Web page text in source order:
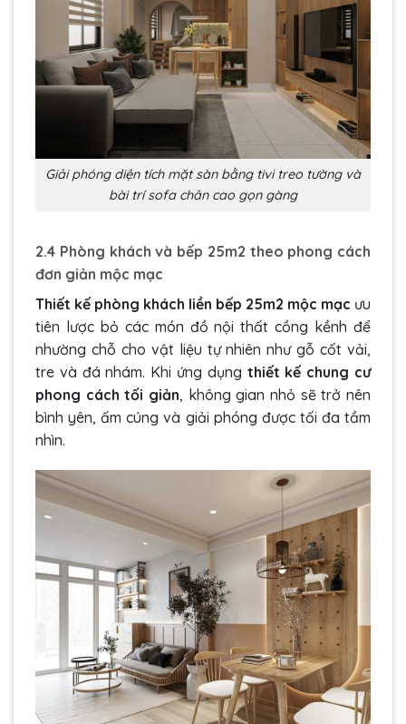
Giải phóng diện tích mặt sàn bằng tivi treo tường và
bài trí sofa chân cao gọn gàng
2.4 Phòng khách và bếp 25m2 theo phong cách
đơn giản mộc mạc
Thiết kế phòng khách liền bếp 25m2 mộc mạc ưu
tiên lược bỏ các món đồ nội thất cồng kềnh để
nhường chỗ cho vật liệu tự nhiên như gỗ cốt vải,
tre và đá nhám. Khi ứng dụng thiết kế chung cư
phong cách tối giản, không gian nhỏ sẽ trở nên
bình yên, ấm cúng và giải phóng được tối đa tầm
nhìn.